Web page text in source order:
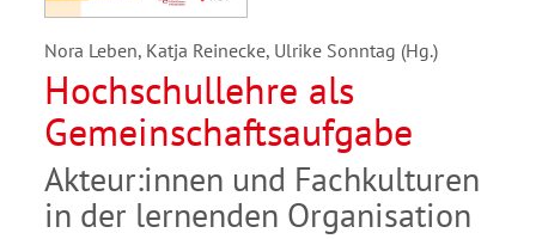
Nora Leben, Katja Reinecke, Ulrike Sonntag (Hg.)
Hochschullehre als
Gemeinschaftsaufgabe
Akteur:innen und Fachkulturen
in der lernenden Organisation